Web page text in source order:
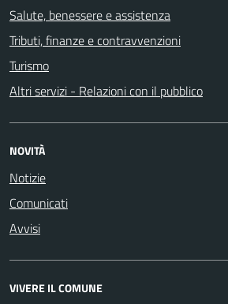
Salute, benessere e assistenza
Tributi, finanze e contravvenzioni
Turismo
Altri servizi - Relazioni con il pubblico
NOVITÀ
Notizie
Comunicati
Avvisi
VIVERE IL COMUNE